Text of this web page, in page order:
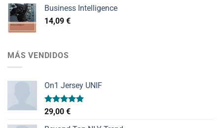
Business Intelligence
14,09 €
MÁS VENDIDOS
On1 Jersey UNIF
Valorado
con
de 5
29,00 €